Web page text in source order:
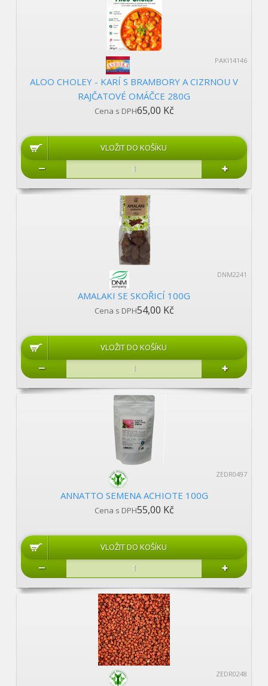
PAKI14146
ALOO CHOLEY - KARÍ S BRAMBORY A CIZRNOU V
RAJČATOVÉ OMÁČCE 280G
Cena s DPH65,00 Kč
DNM2241
AMALAKI SE SKOŘICÍ 100G
Cena s DPH54,00 Kč
ZEDR0497
ANNATTO SEMENA ACHIOTE 100G
Cena s DPH55,00 Kč
ZEDR0248